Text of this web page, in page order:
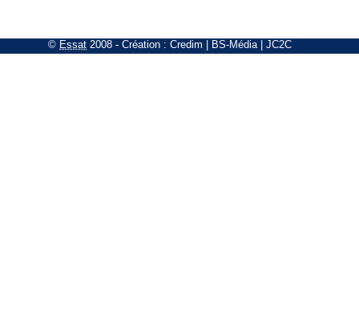
© Essat 2008 - Création : Credim BS-Média JC2C